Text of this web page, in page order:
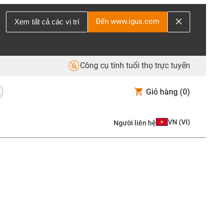
Xem tất cả các vị trí Đến www.igus.com
Công cụ tính tuổi thọ trực tuyến
Giỏ hàng (0)
Người liên hệ VN (VI)